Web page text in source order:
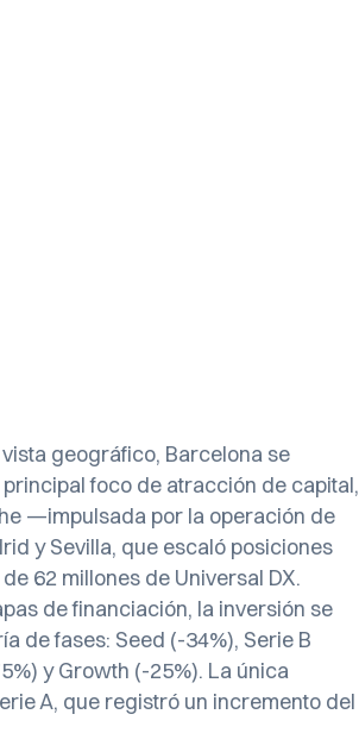
geográfico, Barcelona se
foco de atracción de capital,
—impulsada por la operación de
y Sevilla, que escaló posiciones
62 millones de Universal DX.
de financiación, la inversión se
de fases: Seed (-34%), Serie B
y Growth (-25%). La única
A, que registró un incremento del